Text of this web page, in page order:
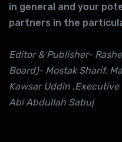
in general and your
partners in the
Editor & Publisher-
Board)- Mostak Sharif,
Kawsar Uddin
Abi Abdullah Sabuj